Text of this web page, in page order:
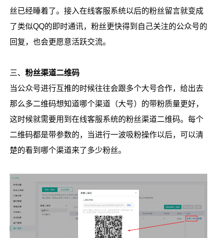
丝已经睡着了。接入在线客服系统以后的粉丝留言就变成
了类似QQ的即时通讯，粉丝更快得到自己关注的公众号的
回复，也会更愿意活跃交流。
三、 粉丝渠道二维码
当公众号进行互推的时候往往会跟多个大号合作，给出去
那么多二维码想知道哪个渠道（大号）的带粉质量更好，
这时候就需要用到在线客服系统的粉丝渠道二维码。每个
二维码都是带参数的，当进行一波吸粉操作以后，可以清
楚的看到哪个渠道来了多少粉丝。